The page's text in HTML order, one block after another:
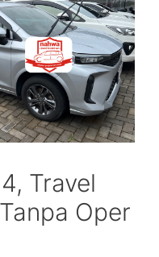
Travel
Oper